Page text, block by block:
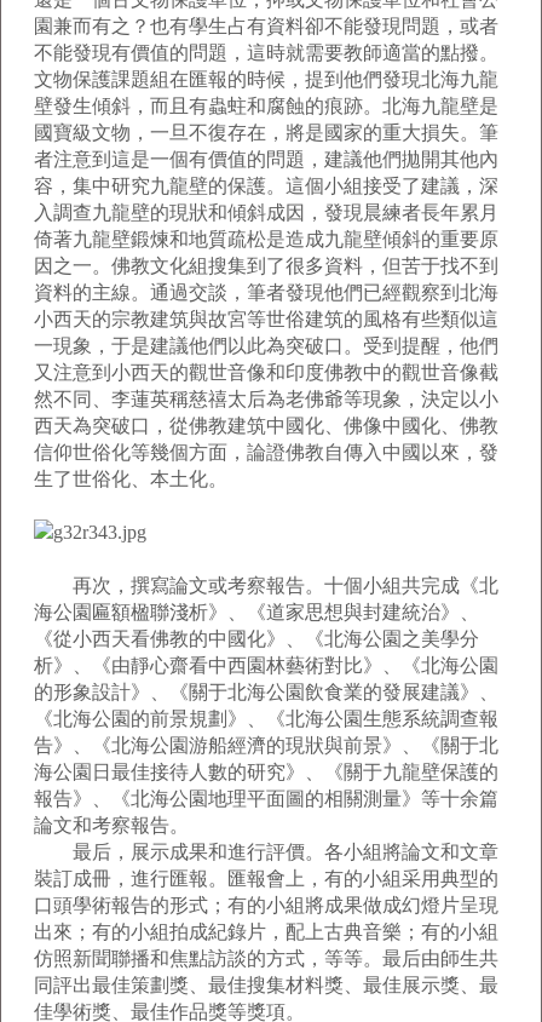
園兼而有之？也有學生占有資料卻不能發現問題，或者
不能發現有價值的問題，這時就需要教師適當的點撥。
文物保護課題組在匯報的時候，提到他們發現北海九龍
壁發生傾斜，而且有蟲蛀和腐蝕的痕跡。北海九龍壁是
國寶級文物，一旦不復存在，將是國家的重大損失。筆
者注意到這是一個有價值的問題，建議他們拋開其他內
容，集中研究九龍壁的保護。這個小組接受了建議，深
入調查九龍壁的現狀和傾斜成因，發現晨練者長年累月
倚著九龍壁鍛煉和地質疏松是造成九龍壁傾斜的重要原
因之一。佛教文化組搜集到了很多資料，但苦于找不到
資料的主線。通過交談，筆者發現他們已經觀察到北海
小西天的宗教建筑與故宮等世俗建筑的風格有些類似這
一現象，于是建議他們以此為突破口。受到提醒，他們
又注意到小西天的觀世音像和印度佛教中的觀世音像截
然不同、李蓮英稱慈禧太后為老佛爺等現象，決定以小
西天為突破口，從佛教建筑中國化、佛像中國化、佛教
信仰世俗化等幾個方面，論證佛教自傳入中國以來，發
生了世俗化、本土化。
再次，撰寫論文或考察報告。十個小組共完成《北
海公園匾額楹聯淺析》、《道家思想與封建統治》、
《從小西天看佛教的中國化》、《北海公園之美學分
析》、《由靜心齋看中西園林藝術對比》、《北海公園
的形象設計》、《關于北海公園飲食業的發展建議》、
《北海公園的前景規劃》、《北海公園生態系統調查報
告》、《北海公園游船經濟的現狀與前景》、《關于北
海公園日最佳接待人數的研究》、《關于九龍壁保護的
報告》、《北海公園地理平面圖的相關測量》等十余篇
論文和考察報告。
最后，展示成果和進行評價。各小組將論文和文章
裝訂成冊，進行匯報。匯報會上，有的小組采用典型的
口頭學術報告的形式；有的小組將成果做成幻燈片呈現
出來；有的小組拍成紀錄片，配上古典音樂；有的小組
仿照新聞聯播和焦點訪談的方式，等等。最后由師生共
同評出最佳策劃獎、最佳搜集材料獎、最佳展示獎、最
佳學術獎、最佳作品獎等獎項。